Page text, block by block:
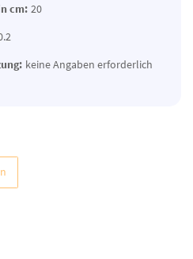
cm: 20
keine Angaben erforderlich